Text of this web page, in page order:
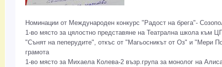
Номинации от Международен конкурс "Радост на брега"-
1-во място за цялостно представяне на Театрална школа към
"Сънят на пеперудите", откъс от "Магьосникът от Оз" и "Мери
грамота
1-во място за Михаела Колева-2 възр.група за монолог на